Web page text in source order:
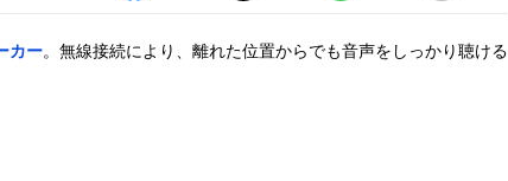
カー。無線接続により、離れた位置からでも音声をしっかり聴ける